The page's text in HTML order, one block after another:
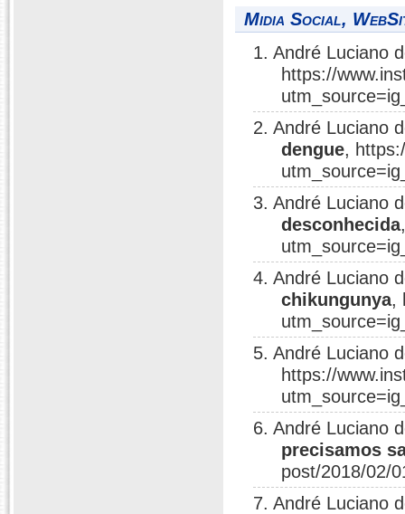
Midia Social,
1. André Luciano
https://
2. André Luciano
dengue,
3. André Luciano
desconhecida
4. André Luciano
chikungunya,
5. André Luciano
https://
6. André Luciano
precisamos
post/2018/02/
7. André Luciano